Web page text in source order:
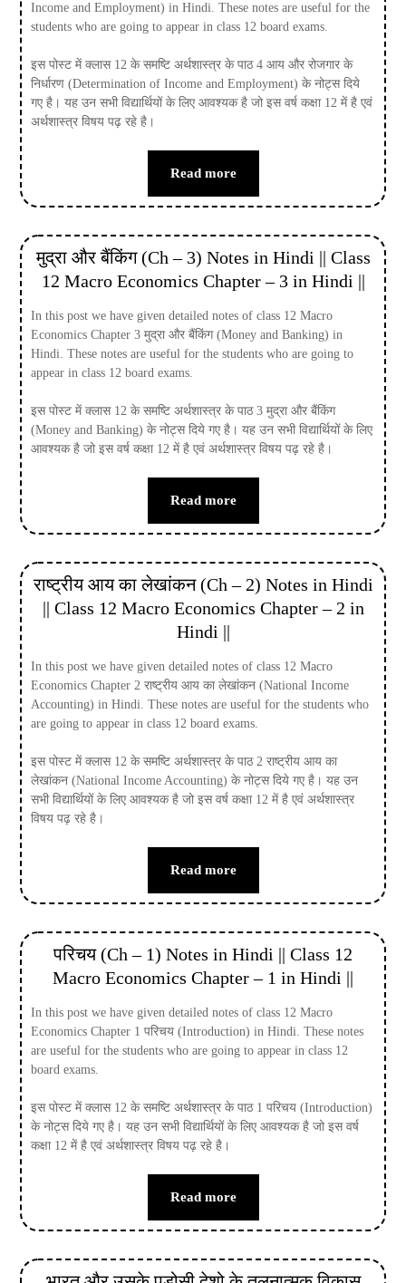
Income and Employment) in Hindi. These notes are useful for the
students who are going to appear in class 12 board exams.
इस पोस्ट में क्लास 12 के समष्टि अर्थशास्त्र के पाठ 4 आय और रोजगार के
निर्धारण (Determination of Income and Employment) के नोट्स दिये
गए है। यह उन सभी विद्यार्थियों के लिए आवश्यक है जो इस वर्ष कक्षा 12 में है एवं
अर्थशास्त्र विषय पढ़ रहे है।
Read more
मुद्रा और बैंकिंग (Ch – 3) Notes in Hindi || Class
12 Macro Economics Chapter – 3 in Hindi ||
In this post we have given detailed notes of class 12 Macro
Economics Chapter 3 मुद्रा और बैंकिंग (Money and Banking) in
Hindi. These notes are useful for the students who are going to
appear in class 12 board exams.
इस पोस्ट में क्लास 12 के समष्टि अर्थशास्त्र के पाठ 3 मुद्रा और बैंकिंग
(Money and Banking) के नोट्स दिये गए है। यह उन सभी विद्यार्थियों के लिए
आवश्यक है जो इस वर्ष कक्षा 12 में है एवं अर्थशास्त्र विषय पढ़ रहे है।
Read more
राष्ट्रीय आय का लेखांकन (Ch – 2) Notes in Hindi
|| Class 12 Macro Economics Chapter – 2 in
Hindi ||
In this post we have given detailed notes of class 12 Macro
Economics Chapter 2 राष्ट्रीय आय का लेखांकन (National Income
Accounting) in Hindi. These notes are useful for the students who
are going to appear in class 12 board exams.
इस पोस्ट में क्लास 12 के समष्टि अर्थशास्त्र के पाठ 2 राष्ट्रीय आय का
लेखांकन (National Income Accounting) के नोट्स दिये गए है। यह उन
सभी विद्यार्थियों के लिए आवश्यक है जो इस वर्ष कक्षा 12 में है एवं अर्थशास्त्र
विषय पढ़ रहे है।
Read more
परिचय (Ch – 1) Notes in Hindi || Class 12
Macro Economics Chapter – 1 in Hindi ||
In this post we have given detailed notes of class 12 Macro
Economics Chapter 1 परिचय (Introduction) in Hindi. These notes
are useful for the students who are going to appear in class 12
board exams.
इस पोस्ट में क्लास 12 के समष्टि अर्थशास्त्र के पाठ 1 परिचय (Introduction)
के नोट्स दिये गए है। यह उन सभी विद्यार्थियों के लिए आवश्यक है जो इस वर्ष
कक्षा 12 में है एवं अर्थशास्त्र विषय पढ़ रहे है।
Read more